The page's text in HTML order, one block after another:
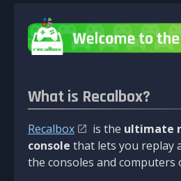
What is Recalbox?
Recalbox is the ultimate
console that lets you replay
the consoles and computers